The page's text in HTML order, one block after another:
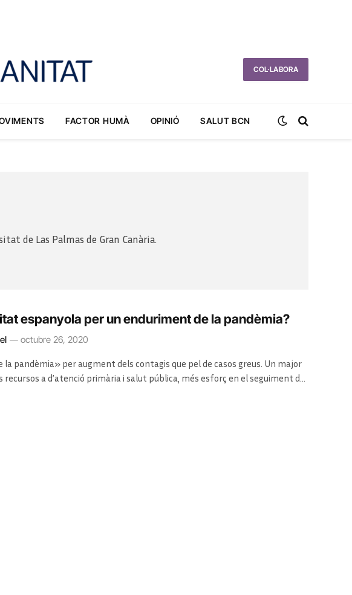
COL·LABORA
FACTOR HUMÀ OPINIÓ SALUT BCN
de Las Palmas de Gran Canària.
espanyola per un enduriment de la pandèmia?
octubre 26, 2020
pandèmia» per augment dels contagis que pel de casos greus. Un major
a d’atenció primària i salut pública, més esforç en el seguiment de